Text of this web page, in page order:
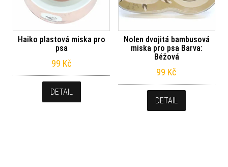
Haiko plastová miska pro
psa
99 Kč
DETAIL
Nolen dvojitá bambusová
miska pro psa Barva:
Béžová
99 Kč
DETAIL